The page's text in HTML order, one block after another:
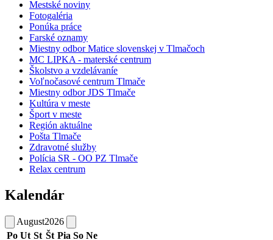
Mestské noviny
Fotogaléria
Ponúka práce
Farské oznamy
Miestny odbor Matice slovenskej v Tlmačoch
MC LIPKA - materské centrum
Školstvo a vzdelávaníe
Voľnočasové centrum Tlmače
Miestny odbor JDS Tlmače
Kultúra v meste
Šport v meste
Región aktuálne
Pošta Tlmače
Zdravotné služby
Polícia SR - OO PZ Tlmače
Relax centrum
Kalendár
August2026
Po Ut St Št Pia So Ne